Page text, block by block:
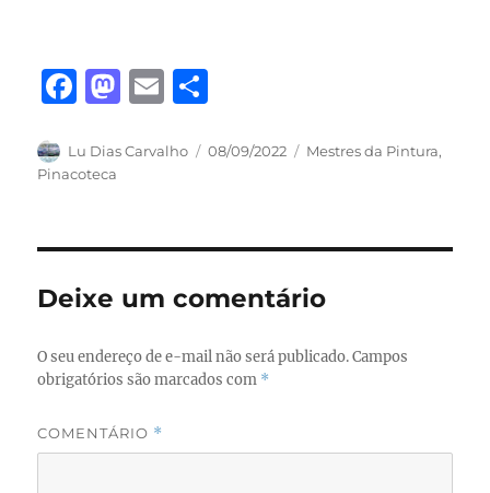
F
c
e
o
o
M
st
o
n
E
ai a
Autor
Lu Dias Carvalho
Publicado
08/09/2022 Categorias
Mestres da Pintura,
Pinacoteca
Deixe um comentário
O seu endereço de e-mail não será publicado. Campos
obrigatórios são marcados com *
COMENTÁRIO *